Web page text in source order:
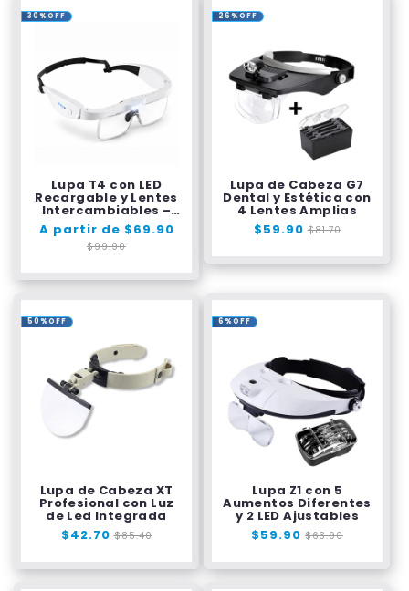
30%OFF
Lupa T4 con LED
Recargable y Lentes
Intercambiables –
Ampliación de hasta
4x
Precio
habitual
A partir de $69.90
oferta
$99.90
26%OFF
Lupa de Cabeza G7
Dental y Estética con
4 Lentes Amplias
Precio
$59.90 Precio
oferta
$81.70
50%OFF
Lupa de Cabeza XT
Profesional con Luz
de Led Integrada
Precio
$42.70 Precio
oferta
$85.40
6%OFF
Lupa Z1 con 5
Aumentos Diferentes
y 2 LED Ajustables
Precio
$59.90 Precio
oferta
$63.90